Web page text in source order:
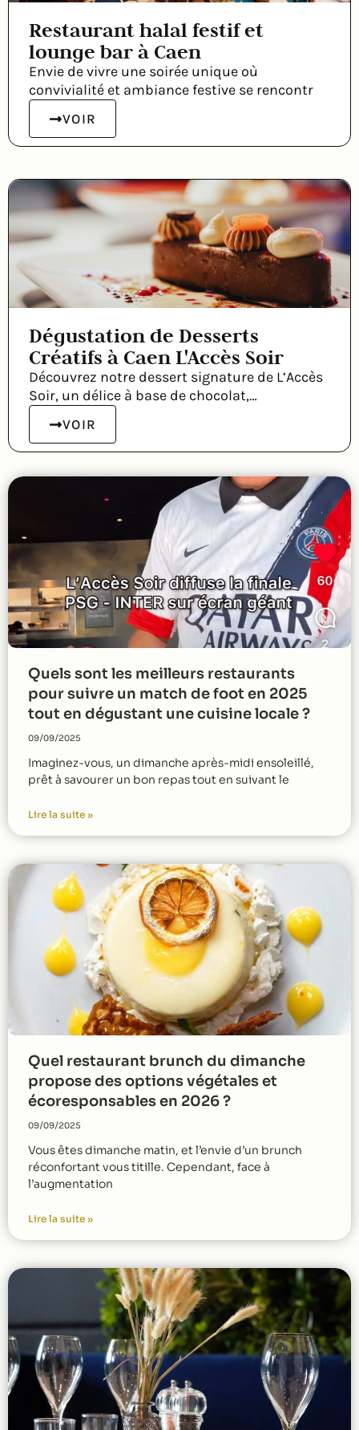
Restaurant halal festif et
lounge bar à Caen
Envie de vivre une soirée unique où
convivialité et ambiance festive se rencontr
VOIR
Dégustation de Desserts
Créatifs à Caen L'Accès Soir
Découvrez notre dessert signature de L’Accès
Soir, un délice à base de chocolat,…
VOIR
Quels sont les meilleurs restaurants
pour suivre un match de foot en 2025
tout en dégustant une cuisine locale ?
09/09/2025
Imaginez-vous, un dimanche après-midi ensoleillé,
prêt à savourer un bon repas tout en suivant le
Lire la suite »
Quel restaurant brunch du dimanche
propose des options végétales et
écoresponsables en 2026 ?
09/09/2025
Vous êtes dimanche matin, et l’envie d’un brunch
réconfortant vous titille. Cependant, face à
l’augmentation
Lire la suite »